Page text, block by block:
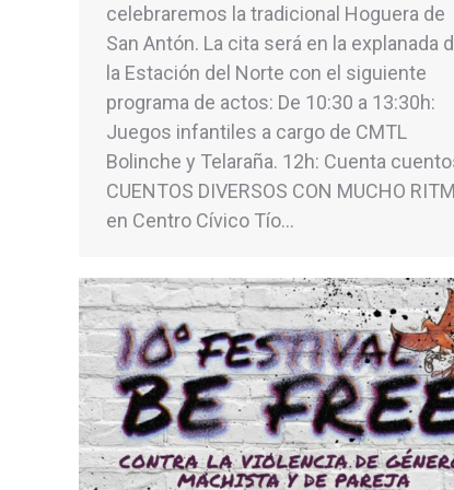
celebraremos la tradicional Hoguera de
San Antón. La cita será en la explanada
la Estación del Norte con el siguiente
programa de actos: De 10:30 a 13:30h:
Juegos infantiles a cargo de CMTL
Bolinche y Telaraña. 12h: Cuenta
CUENTOS DIVERSOS CON MUCHO
en Centro Cívico Tío…